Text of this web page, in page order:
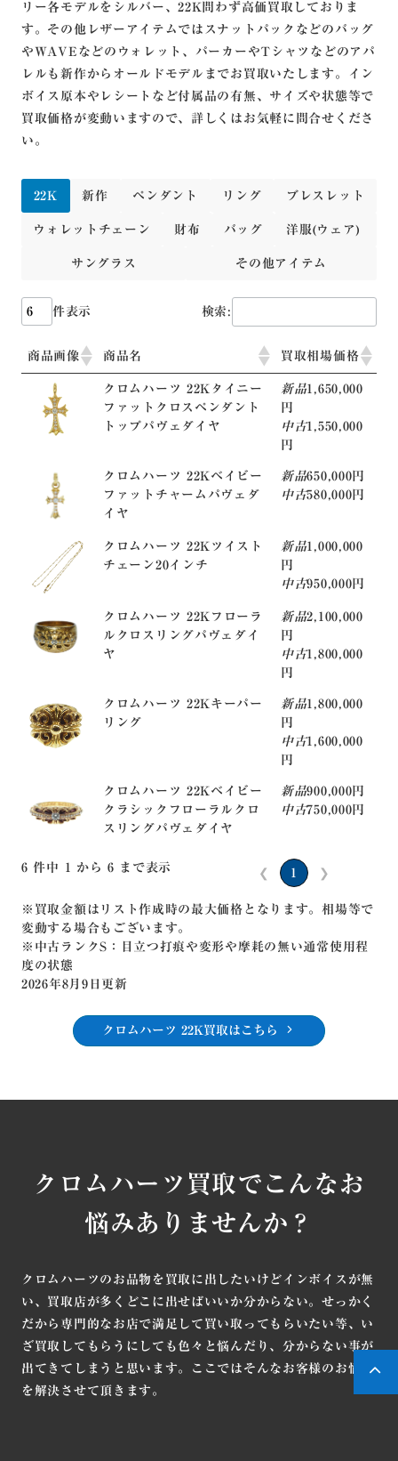
リー各モデルをシルバー、22K問わず高価買取しておりま
す。その他レザーアイテムではスナットパックなどのバッグ
やWAVEなどのウォレット、パーカーやTシャツなどのアパ
レルも新作からオールドモデルまでお買取いたします。
イン
ボイス原本やレシートなど付属品の有無、サイズや状態等で
買取価格が変動いますので、詳しくはお気軽に問合せくださ
い。
22K 新作 ペンダント リング ブレスレット
ウォレットチェーン 財布 バッグ 洋服(ウェア)
サングラス その他アイテム
件表示 検索:
商品画像 商品名 買取相場価格
クロムハーツ 22Kタイニー
ファットクロスペンダント
トップパヴェダイヤ
新品1,650,000
円
中古1,550,000
円
クロムハーツ 22Kベイビー
ファットチャームパヴェダ
イヤ
新品650,000円
中古580,000円
クロムハーツ 22Kツイスト
チェーン20インチ
新品1,000,000
円
中古950,000円
クロムハーツ 22Kフローラ
ルクロスリングパヴェダイ
ヤ
新品2,100,000
円
中古1,800,000
円
クロムハーツ 22Kキーパー
リング
新品1,800,000
円
中古1,600,000
円
クロムハーツ 22Kベイビー
クラシックフローラルクロ
スリングパヴェダイヤ
新品900,000円
中古750,000円
6 件中 1 から 6 まで表示 ❮ 1 ❯
※買取金額はリスト作成時の最大価格となります。相場等で
変動する場合もございます。
※中古ランクS：目立つ打痕や変形や摩耗の無い通常使用程
度の状態
2026年8月9日更新
クロムハーツ 22K買取はこちら
クロムハーツ買取でこんなお
悩みありませんか？
クロムハーツのお品物を買取に出したいけどインボイスが無
い、買取店が多くどこに出せばいいか分からない。せっかく
だから専門的なお店で満足して買い取ってもらいたい等、い
ざ買取してもらうにしても色々と悩んだり、分からない事が
出てきてしまうと思います。ここではそんなお客様のお悩み
を解決させて頂きます。